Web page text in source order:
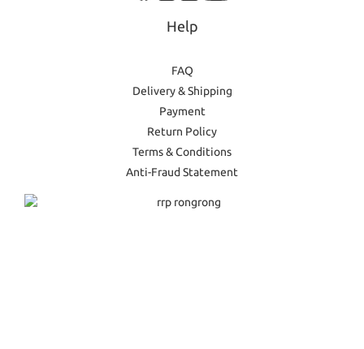
Help
FAQ
Delivery & Shipping
Payment
Return Policy
Terms & Conditions
Anti-Fraud Statement